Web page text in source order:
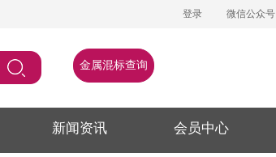
登录 微信公众号
金属混标查询
新闻资讯 会员中心